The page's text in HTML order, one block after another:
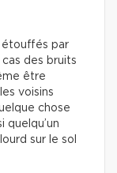
étouffés par
des bruits
être
voisins
chose
sur le sol